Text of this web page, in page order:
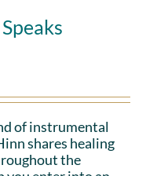
of instrumental
shares healing
the